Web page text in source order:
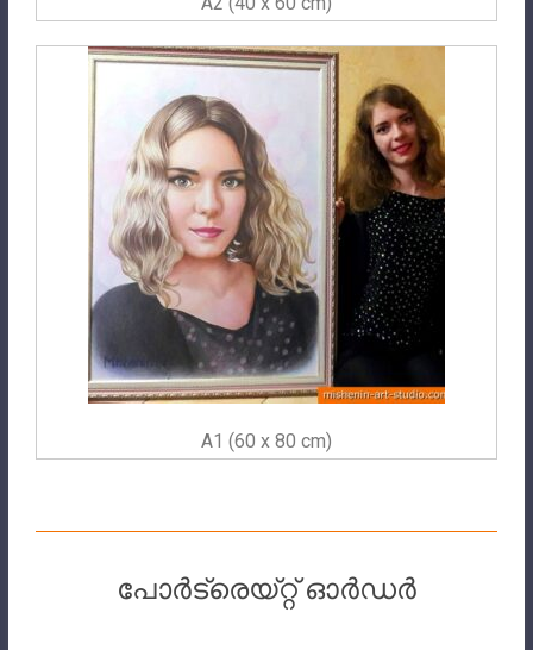
A1 (60 x 80 cm)
പോർട്രെയ്റ്റ് ഓർഡർ